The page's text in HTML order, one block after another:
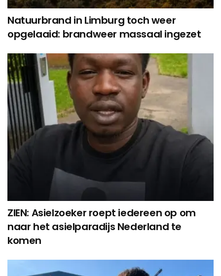
Natuurbrand in Limburg toch weer
opgelaaid: brandweer massaal ingezet
ZIEN: Asielzoeker roept iedereen op om
naar het asielparadijs Nederland te
komen